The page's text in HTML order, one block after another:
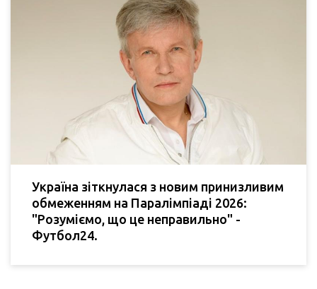
Україна зіткнулася з новим принизливим
обмеженням на Паралімпіаді 2026:
"Розуміємо, що це неправильно" -
Футбол24.